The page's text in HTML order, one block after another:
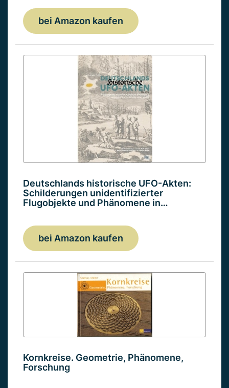
bei Amazon kaufen
Deutschlands historische UFO-Akten:
Schilderungen unidentifizierter
Flugobjekte und Phänomene in…
bei Amazon kaufen
Kornkreise. Geometrie, Phänomene,
Forschung